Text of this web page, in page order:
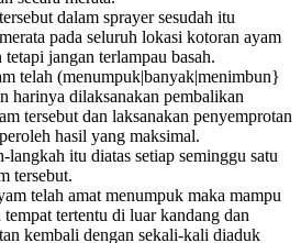
dalam sprayer sesudah itu
pada seluruh lokasi kotoran ayam
jangan terlampau basah.
telah (menumpuk|banyak|menimbun}
harinya dilaksanakan pembalikan
tersebut dan laksanakan penyemprotan
hasil yang maksimal.
langkah itu diatas setiap seminggu satu
tersebut.
telah amat menumpuk maka mampu
tertentu di luar kandang dan
kembali dengan sekali-kali diaduk